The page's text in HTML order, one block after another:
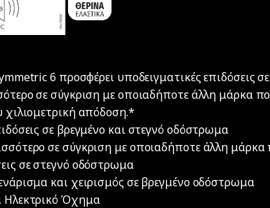
6 προσφέρει υποδειγματικές επιδόσεις
σε σύγκριση με οποιαδήποτε άλλη μάρκα
χιλιομετρική απόδοση.*
σε βρεγμένο και στεγνό οδόστρωμα
σε σύγκριση με οποιαδήποτε άλλη
σε στεγνό οδόστρωμα
και χειρισμός σε βρεγμένο οδόστρωμα
Ηλεκτρικό Όχημα